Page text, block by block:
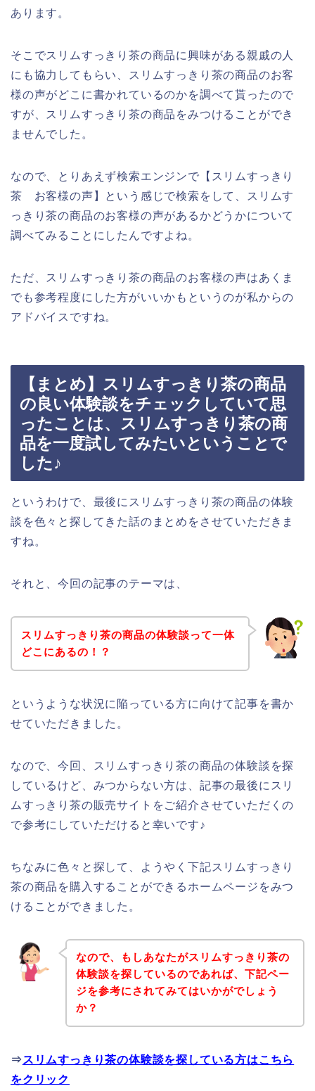
あります。
そこでスリムすっきり茶の商品に興味がある親戚の人
にも協力してもらい、スリムすっきり茶の商品のお客
様の声がどこに書かれているのかを調べて貰ったので
すが、スリムすっきり茶の商品をみつけることができ
ませんでした。
なので、とりあえず検索エンジンで【スリムすっきり
茶 お客様の声】という感じで検索をして、スリムす
っきり茶の商品のお客様の声があるかどうかについて
調べてみることにしたんですよね。
ただ、スリムすっきり茶の商品のお客様の声はあくま
でも参考程度にした方がいいかもというのが私からの
アドバイスですね。
【まとめ】スリムすっきり茶の商品
の良い体験談をチェックしていて思
ったことは、スリムすっきり茶の商
品を一度試してみたいということで
した♪
というわけで、最後にスリムすっきり茶の商品の体験
談を色々と探してきた話のまとめをさせていただきま
すね。
それと、今回の記事のテーマは、
スリムすっきり茶の商品の体験談って一体
どこにあるの！？
というような状況に陥っている方に向けて記事を書か
せていただきました。
なので、今回、スリムすっきり茶の商品の体験談を探
しているけど、みつからない方は、記事の最後にスリ
ムすっきり茶の販売サイトをご紹介させていただくの
で参考にしていただけると幸いです♪
ちなみに色々と探して、ようやく下記スリムすっきり
茶の商品を購入することができるホームページをみつ
けることができました。
なので、もしあなたがスリムすっきり茶の
体験談を探しているのであれば、下記ペー
ジを参考にされてみてはいかがでしょう
か？
⇒ スリムすっきり茶の体験談を探している方はこちら
をクリック